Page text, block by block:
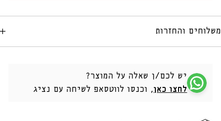
משלוחים והחזרות
יש לכם/ן שאלה על המוצר?
לחצו כאן, וכנסו לווטסאפ לשיחה עם נציג